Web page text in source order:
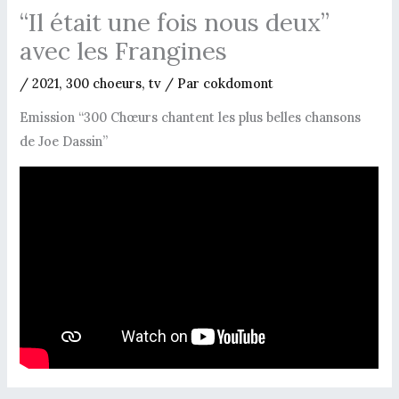
“Il était une fois nous deux”
avec les Frangines
/2021,300 choeurs,tv / Par cokdomont
Emission “300 Chœurs chantent les plus belles chansons
de Joe Dassin”